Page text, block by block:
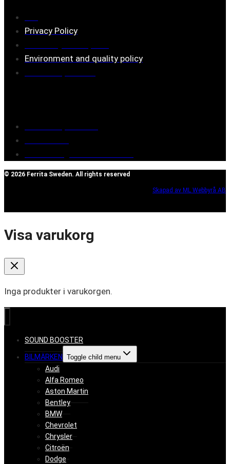
Privacy Policy
Environment and quality policy
© 2026 Ferrita Sweden. All rights reserved
Skapad av ML Webbyrå AB
Visa varukorg
Inga produkter i varukorgen.
SOUND BOOSTER
BILMÄRKEN Toggle child menu
Audi
Alfa Romeo
Aston Martin
Bentley
BMW
Chevrolet
Chrysler
Citroën
Dodge